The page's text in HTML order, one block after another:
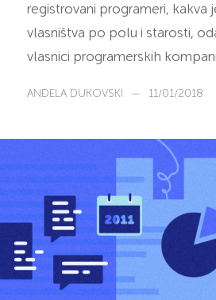
registrovani programeri, kakva
vlasništva po polu i starosti,
vlasnici programerskih
ANĐELA DUKOVSKI — 11/01/2018